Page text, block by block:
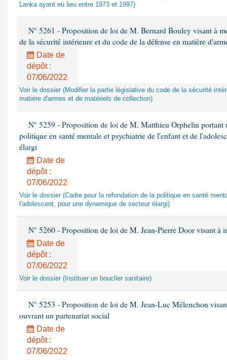
Lanka ayant eu lieu entre 1973 et 1997)
N° 5261 - Proposition de loi de M. Bernard Bouley visant à
de la sécurité intérieure et du code de la défense en matière
Date de
dépôt :
07/06/2022
Voir le dossier (Modifier la partie législative du code de la sécurité
matière d'armes et de matériels de collection)
N° 5259 - Proposition de loi de M. Matthieu Orphelin portant
politique en santé mentale et psychiatrie de l'enfant et de
élargi
Date de
dépôt :
07/06/2022
Voir le dossier (Cadre pour la refondation de la politique en santé
l'adolescent, pour une dynamique de secteur élargi)
N° 5260 - Proposition de loi de M. Jean-Pierre Door visant à
Date de
dépôt :
07/06/2022
Voir le dossier (Instituer un bouclier sanitaire)
N° 5253 - Proposition de loi de M. Jean-Luc Mélenchon
ouvrant un partenariat social
Date de
dépôt :
07/06/2022